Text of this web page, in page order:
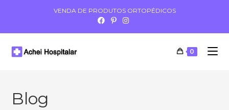
VENDA DE PRODUTOS ORTOPÉDICOS
0
Blog